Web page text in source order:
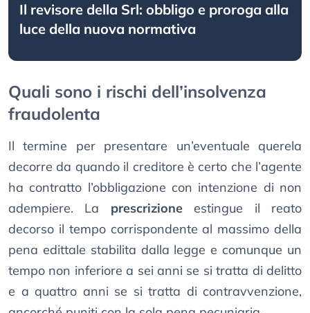
Il revisore della Srl: obbligo e proroga alla
luce della nuova normativa
Quali sono i rischi dell’insolvenza
fraudolenta
Il termine per presentare un’eventuale querela
decorre da quando il creditore è certo che l’agente
ha contratto l’obbligazione con intenzione di non
adempiere. La prescrizioneestingue il reato
decorso il tempo corrispondente al massimo della
pena edittale stabilita dalla legge e comunque un
tempo non inferiore a sei anni se si tratta di delitto
e a quattro anni se si tratta di contravvenzione,